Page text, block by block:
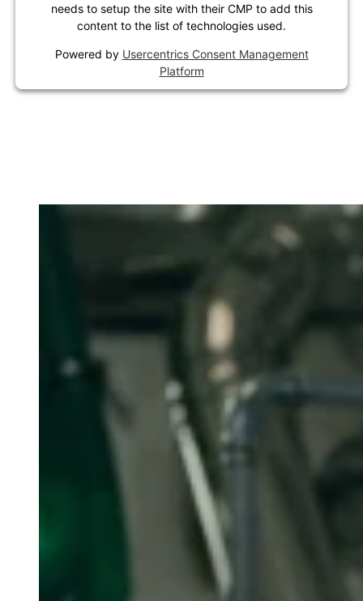
needs to setup the site with their CMP to add this
content to the list of technologies used.
Powered by Usercentrics Consent Management
Platform